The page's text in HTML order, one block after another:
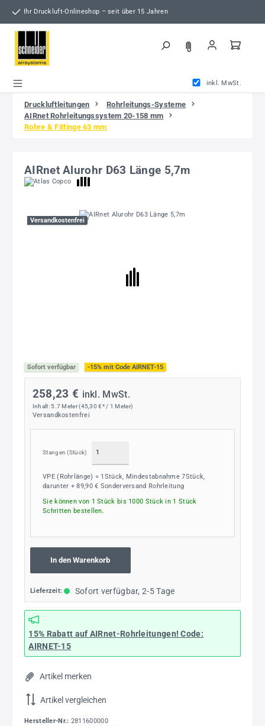
Zum Hauptinhalt springen
Ihr Druckluft-Onlineshop – seit über 15 Jahren
inkl. MwSt.
Druckluftleitungen
Rohrleitungs-Systeme
AIRnet Rohrleitungssystem 20-158 mm
Rohre & Fittinge 63 mm
AIRnet Alurohr D63 Länge 5,7m
Bildergalerie überspringen
Versandkostenfrei
Sofort verfügbar -15% mit Code AIRNET-15
258,23 € inkl. MwSt.
Inhalt: 5.7 Meter(45,30 €* / 1 Meter)
Versandkostenfrei
Stangen(Stück)
VPE (Rohrlänge) = 1Stück, Mindestabnahme 7Stück,
darunter + 89,90 € Sonderversand Rohrleitung
Sie können von 1 Stück bis 1000 Stück in 1 Stück
Schritten bestellen.
In den Warenkorb
Lieferzeit: Sofort verfügbar, 2-5 Tage
15% Rabatt auf AIRnet-Rohrleitungen! Code:
AIRNET-15
Artikel merken
Artikel vergleichen
Hersteller-Nr.: 2811600000